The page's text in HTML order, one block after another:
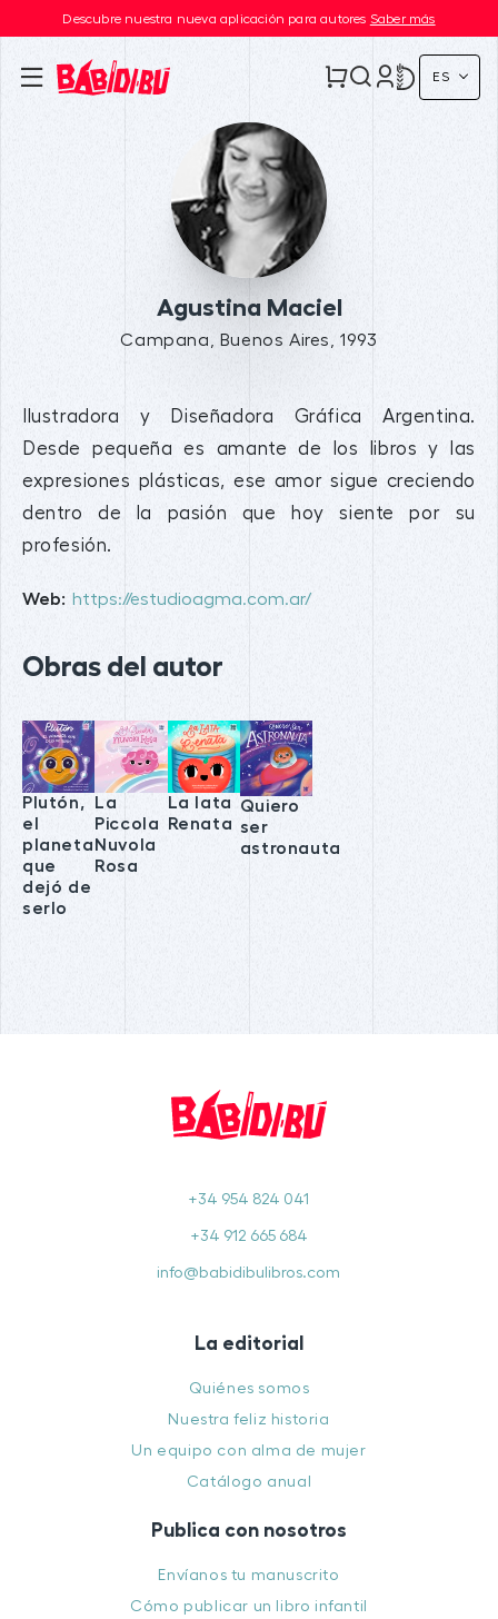
Descubre nuestra nueva aplicación para autores Saber más
ES
Agustina Maciel
Campana, Buenos Aires, 1993
Ilustradora y Diseñadora Gráfica Argentina.
Desde pequeña es amante de los libros y las
expresiones plásticas, ese amor sigue creciendo
dentro de la pasión que hoy siente por su
profesión.
Web: https://estudioagma.com.ar/
Obras del autor
Plutón,
el
planeta
que
dejó de
serlo
La
Piccola
Nuvola
Rosa
La lata
Renata
Quiero
ser
astronauta
+34 954 824 041
+34 912 665 684
info@babidibulibros.com
La editorial
Quiénes somos
Nuestra feliz historia
Un equipo con alma de mujer
Catálogo anual
Publica con nosotros
Envíanos tu manuscrito
Cómo publicar un libro infantil